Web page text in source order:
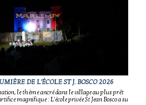
DE L'ÉCOLE ST J. BOSCO 2026
le thème ancré dans le village au plus prêt
magnifique : L'école privée St Jean Bosco a su